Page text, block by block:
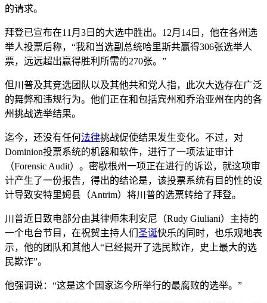
的请求。
拜登已宣布在11月3日的大选中胜出。12月14日，他在各州选
举人投票后称，“我和当选副总统哈里斯共赢得306张选举人
票，远远超出赢得胜利所需的270张。”
但川普及其竞选团队以及其他共和党人指，此次大选存在广泛
的舞弊和违规行为。他们正在和包括宾州和乔治亚州在内的各
州挑战选举结果。
迄今，还没有任何法律挑战促使结果发生变化。不过，对
Dominion投票系统的机器和软件，进行了一项法证审计
（Forensic Audit）。密歇根州一项正在进行的诉讼，就这项审
计产生了一份报告，得出的结论是，该投票系统有目的性的设
计导致安特里姆县（Antrim）将川普的选票转给了拜登。
川普近日致电部分由其律师朱利安尼（Rudy Giuliani）主持的
一个电台节目，在祝贺主持人们 圣诞快乐的同时，也乐观地表
示，他的团队和其他人“已经揭开了选民欺诈，史上最大的选
民欺诈”。
他强调说：“这是这个国家迄今所举行的最腐败的选举。”